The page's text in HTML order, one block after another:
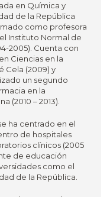
en Química y
de la República
como profesora
Instituto Normal de
2005). Cuenta con
Ciencias en la
Cela (2009) y
un segundo
en la
(2010 – 2013).
ha centrado en el
de hospitales
clínicos (2005
de educación
como el
de la República.